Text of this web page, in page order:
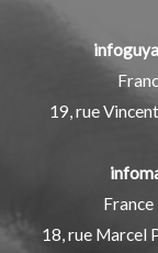
19, rue
18, rue Marcel